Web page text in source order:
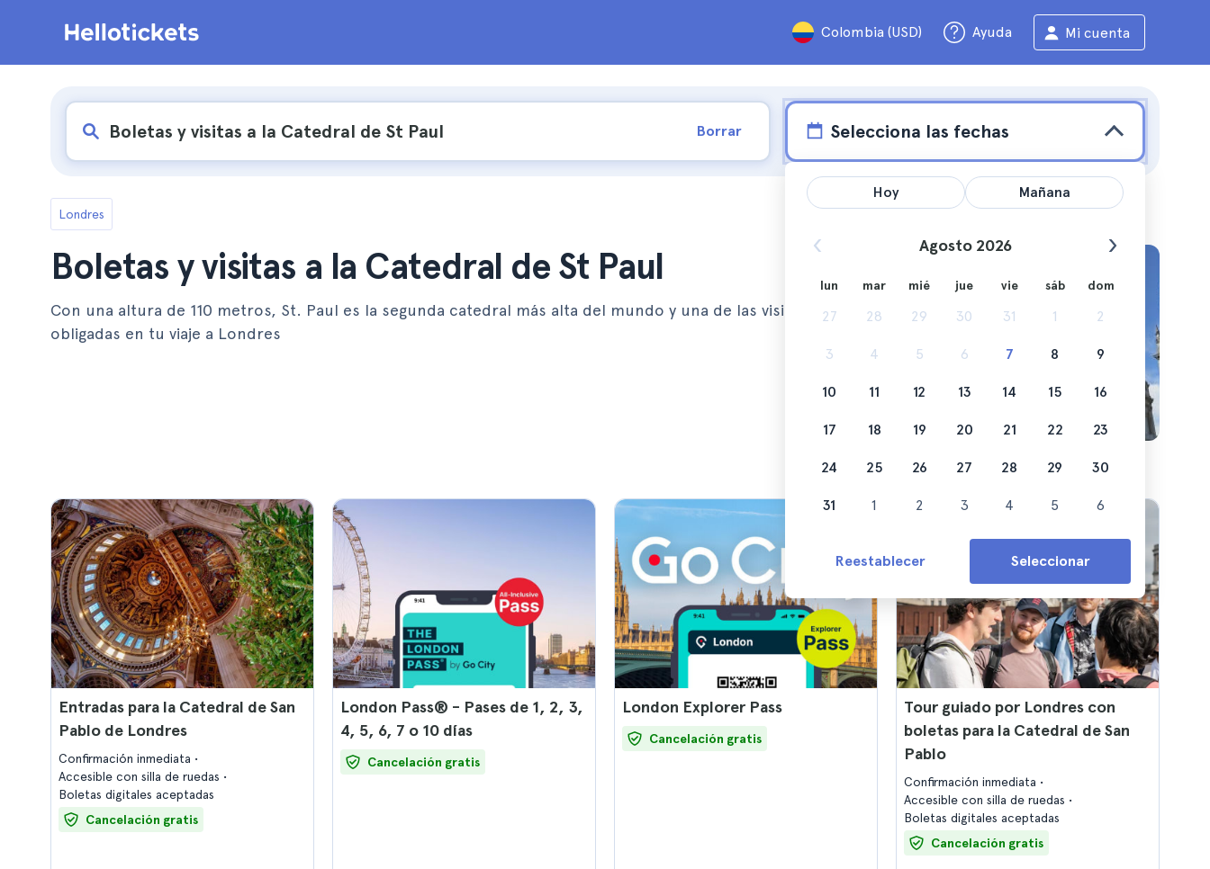
Colombia (USD) Ayuda Mi cuenta
Borrar Selecciona las fechas
Londres
Boletas y visitas a la Catedral de St Paul
Con una altura de 110 metros, St. Paul es la segunda catedral más alta del mundo y una de las visitas
obligadas en tu viaje a Londres
Entradas para la Catedral de San
Pablo de Londres
Confirmación inmediata
Accesible con silla de ruedas
Boletas digitales aceptadas
Cancelación gratis
London Pass® - Pases de 1, 2, 3,
4, 5, 6, 7 o 10 días
Cancelación gratis
London Explorer Pass
Cancelación gratis
Tour guiado por Londres con
boletas para la Catedral de San
Pablo
Confirmación inmediata
Accesible con silla de ruedas
Boletas digitales aceptadas
Cancelación gratis
Hoy Mañana
Agosto 2026
lun mar mié jue vie sáb dom
27 28 29 30 31 1 2
3 4 5 6 7 8 9
10 11 12 13 14 15 16
17 18 19 20 21 22 23
24 25 26 27 28 29 30
31 1 2 3 4 5 6
Reestablecer Seleccionar